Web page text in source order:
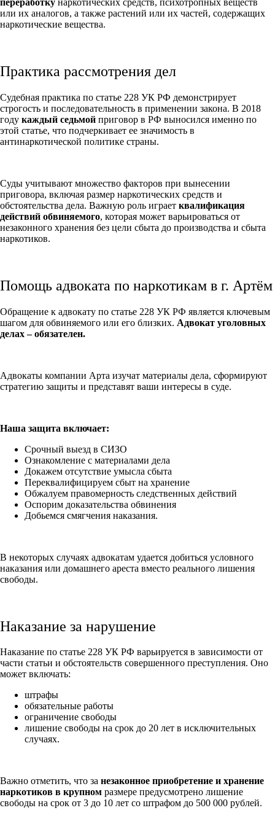
переработку наркотических средств, психотропных веществ
или их аналогов, а также растений или их частей, содержащих
наркотические вещества.
Практика рассмотрения дел
Судебная практика по статье 228 УК РФ демонстрирует
строгость и последовательность в применении закона. В 2018
году каждый седьмой приговор в РФ выносился именно по
этой статье, что подчеркивает ее значимость в
антинаркотической политике страны.
Суды учитывают множество факторов при вынесении
приговора, включая размер наркотических средств и
обстоятельства дела. Важную роль играет квалификация
действий обвиняемого, которая может варьироваться от
незаконного хранения без цели сбыта до производства и сбыта
наркотиков.
Помощь адвоката по наркотикам в г. Артём
Обращение к адвокату по статье 228 УК РФ является ключевым
шагом для обвиняемого или его близких. Адвокат уголовных
делах – обязателен.
Адвокаты компании Арта изучат материалы дела, сформируют
стратегию защиты и представят ваши интересы в суде.
Наша защита включает:
Срочный выезд в СИЗО
Ознакомление с материалами дела
Докажем отсутствие умысла сбыта
Переквалифицируем сбыт на хранение
Обжалуем правомерность следственных действий
Оспорим доказательства обвинения
Добьемся смягчения наказания.
В некоторых случаях адвокатам удается добиться условного
наказания или домашнего ареста вместо реального лишения
свободы.
Наказание за нарушение
Наказание по статье 228 УК РФ варьируется в зависимости от
части статьи и обстоятельств совершенного преступления. Оно
может включать:
штрафы
обязательные работы
ограничение свободы
лишение свободы на срок до 20 лет в исключительных
случаях.
Важно отметить, что за незаконное приобретение и хранение
наркотиков в крупном размере предусмотрено лишение
свободы на срок от 3 до 10 лет со штрафом до 500 000 рублей.